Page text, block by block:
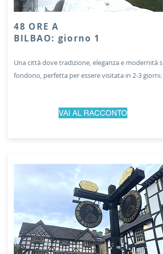
48 ORE A
BILBAO: giorno 1
Una città dove tradizione, eleganza e modernità si
fondono, perfetta per essere visitata in 2-3 giorni.
VAI AL RACCONTO